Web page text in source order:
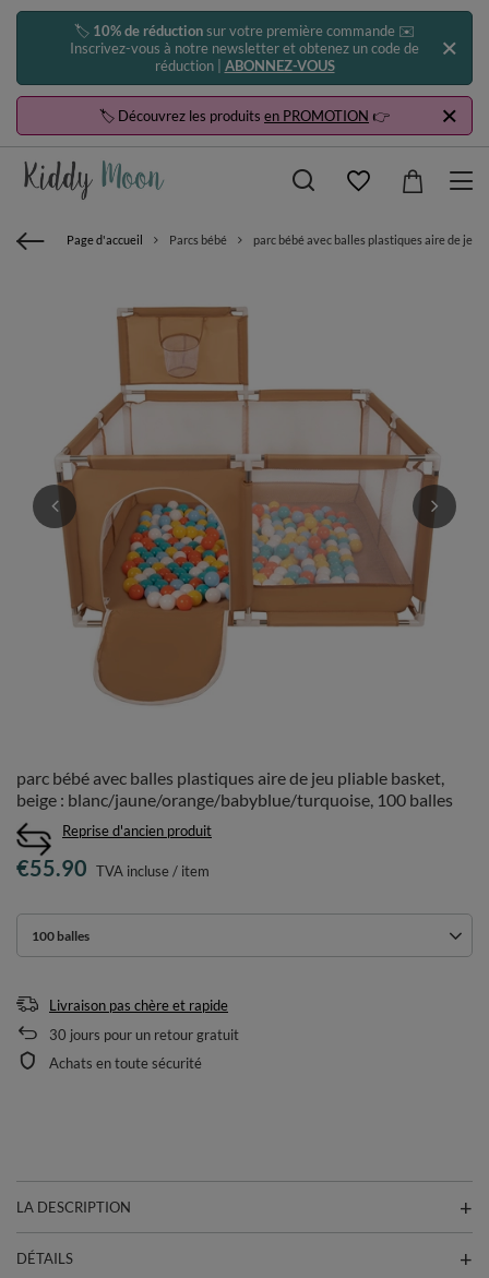
🏷️ 10% de réductionsur votre première commande ✉️
Inscrivez-vous à notre newsletter et obtenez un code de
réduction | ABONNEZ-VOUS
🏷️ Découvrez les produits en PROMOTION 👉
Page d'accueil Parcs bébé parc bébé avec balles plastiques aire de
parc bébé avec balles plastiques aire de jeu pliable basket,
beige : blanc/jaune/orange/babyblue/turquoise, 100 balles
Reprise d'ancien produit
100 balles
€55.90 TVA incluse/ item
Livraison pas chère et rapide
30 jours pour un retour gratuit
Achats en toute sécurité
LA DESCRIPTION
DÉTAILS